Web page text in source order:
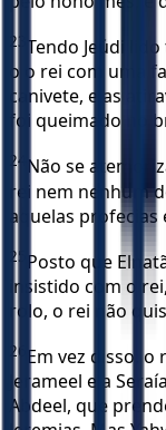
23 Tendo Jeúdi
o o rei com uma
canivete, e as
foi queimado no
24 Não se
rei nem nenhum
aquelas profecias
25 Posto que
insistido com o
rolo, o rei não
26 Em vez disso,
Jerameel e a
Abdeel, que